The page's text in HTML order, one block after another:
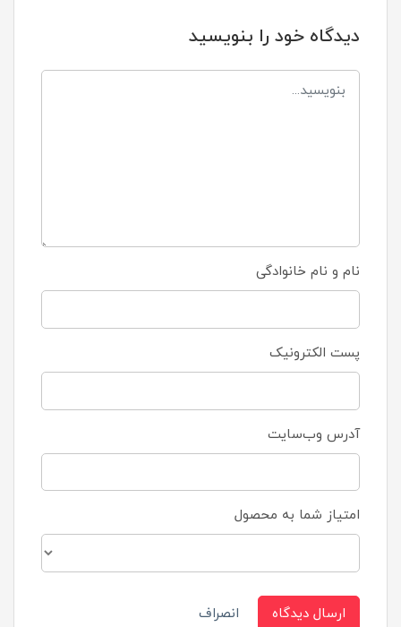
دیدگاه خود را بنویسید
نام و نام خانوادگی
پست الکترونیک
آدرس وب‌سایت
امتیاز شما به محصول
ارسال دیدگاه انصراف